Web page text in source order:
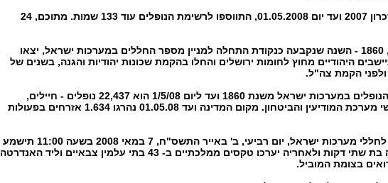
מערב יום הזכרון 2007 ועד יום 01.05.2008, התווספו לרשימת הנופלים עוד 133 שמות. מתוכם, 24
בשנת תר"ך, 1860 - השנה שנקבעה כנקודת התחלה למניין מספר החללים במערכות ישראל, יצאו
היהודיים מחוץ לחומות ירושלים והחלו בהקמת שכונות יהודיות והגנה, בשנים של
ולפני הקמת צה"ל.
ישראל משנת 1860 ועד ליום 1/5/08 הוא
- חיילים,
מערכת המודיעין והביטחון.
מקום המדינה ועד 01.05.08 נהרגו 1.634 אזרחים בפעולות
ביום הזיכרון לחללי מערכות ישראל, יום רביעי, ב' באייר התשס"ח, 7 במאי 2008 בשעה 11:00 תישמע
צפירת דומיה בת שתי דקות ולאחריה יערכו טקסים ממלכתיים ב- 43 בתי עלמין צבאיים וליד האנדרטה
בצומת המוביל.